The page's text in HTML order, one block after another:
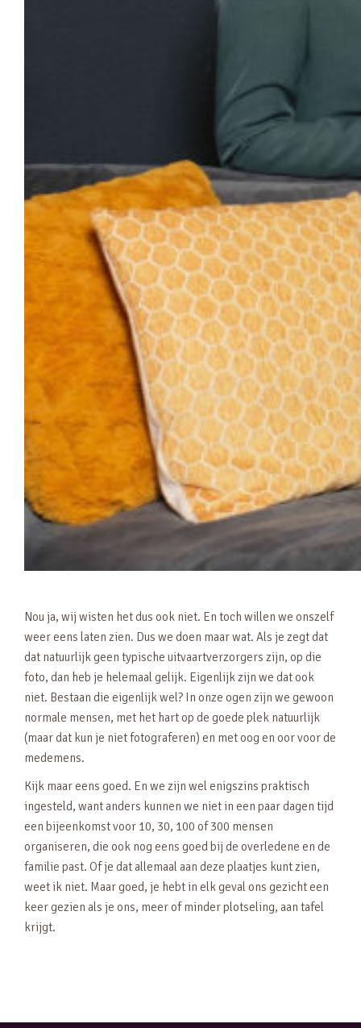
Nou ja, wij wisten het dus ook niet. En toch willen we onszelf
weer eens laten zien. Dus we doen maar wat. Als je zegt dat
dat natuurlijk geen typische uitvaartverzorgers zijn, op die
foto, dan heb je helemaal gelijk. Eigenlijk zijn we dat ook
niet. Bestaan die eigenlijk wel? In onze ogen zijn we gewoon
normale mensen, met het hart op de goede plek natuurlijk
(maar dat kun je niet fotograferen) en met oog en oor voor de
medemens.
Kijk maar eens goed. En we zijn wel enigszins praktisch
ingesteld, want anders kunnen we niet in een paar dagen tijd
een bijeenkomst voor 10, 30, 100 of 300 mensen
organiseren, die ook nog eens goed bij de overledene en de
familie past. Of je dat allemaal aan deze plaatjes kunt zien,
weet ik niet. Maar goed, je hebt in elk geval ons gezicht een
keer gezien als je ons, meer of minder plotseling, aan tafel
krijgt.